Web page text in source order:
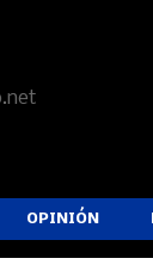
OPINIÓN